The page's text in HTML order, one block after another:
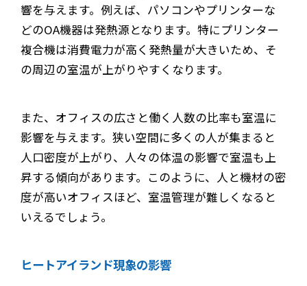
響を与えます。例えば、パソコンやプリンターな
どのOA機器は発熱源となります。特にプリンター
複合機は消費電力が高く発熱量が大きいため、そ
の周辺の室温が上がりやすくなります。
また、オフィスの広さと働く人数の比率も室温に
影響を与えます。狭い空間に多くの人が集まると
人口密度が上がり、人々の体温の影響で室温も上
昇する傾向があります。このように、人と機材の密
度が高いオフィスほど、室温管理が難しくなると
いえるでしょう。
ヒートアイランド現象の影響